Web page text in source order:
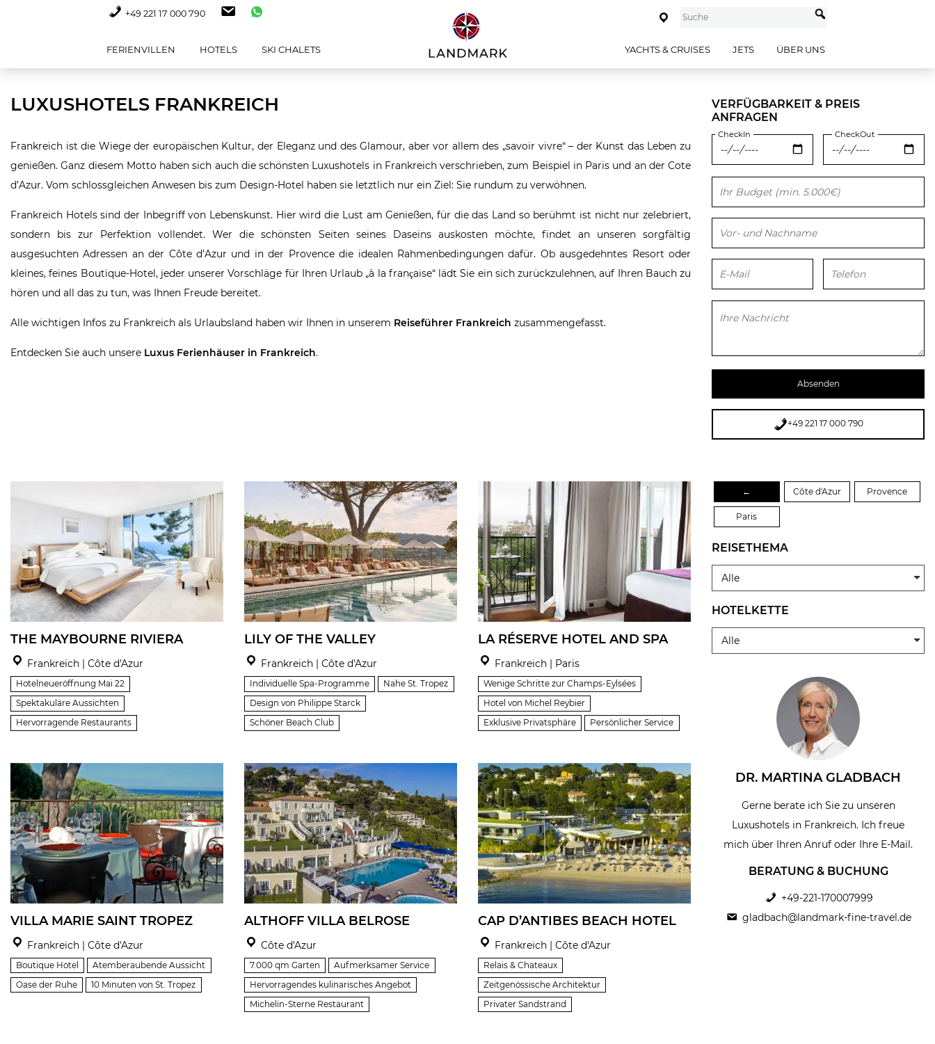
+49 221 17 000 790
FERIENVILLEN HOTELS SKI CHALETS YACHTS & CRUISES JETS ÜBER UNS
LUXUSHOTELS FRANKREICH
Frankreich ist die Wiege der europäischen Kultur, der Eleganz und des Glamour, aber vor allem des „savoir vivre“ – der Kunst das Leben zu
genießen. Ganz diesem Motto haben sich auch die schönsten Luxushotels in Frankreich verschrieben, zum Beispiel in Paris und an der Cote
d’Azur. Vom schlossgleichen Anwesen bis zum Design-Hotel haben sie letztlich nur ein Ziel: Sie rundum zu verwöhnen.
Frankreich Hotels sind der Inbegriff von Lebenskunst. Hier wird die Lust am Genießen, für die das Land so berühmt ist nicht nur zelebriert,
sondern bis zur Perfektion vollendet. Wer die schönsten Seiten seines Daseins auskosten möchte, findet an unseren sorgfältig
ausgesuchten Adressen an der Côte d’Azur und in der Provence die idealen Rahmenbedingungen dafür. Ob ausgedehntes Resort oder
kleines, feines Boutique-Hotel, jeder unserer Vorschläge für Ihren Urlaub „à la franҫaise“ lädt Sie ein sich zurückzulehnen, auf Ihren Bauch zu
hören und all das zu tun, was Ihnen Freude bereitet.
Alle wichtigen Infos zu Frankreich als Urlaubsland haben wir Ihnen in unserem Reiseführer Frankreich zusammengefasst.
Entdecken Sie auch unsere Luxus Ferienhäuser in Frankreich.
VERFÜGBARKEIT & PREIS
ANFRAGEN
CheckIn CheckOut
Bitte lasse dieses Feld leer.
Bitte lasse dieses Feld leer.
+49 221 17 000 790
← Côte d'Azur Provence
Paris
REISETHEMA
Alle
HOTELKETTE
Alle
DR. MARTINA GLADBACH
Gerne berate ich Sie zu unseren
Luxushotels in Frankreich. Ich freue
mich über Ihren Anruf oder Ihre E-Mail.
BERATUNG & BUCHUNG
+49-221-170007999
gladbach@landmark-fine-travel.de
THE MAYBOURNE RIVIERA
Frankreich | Côte d'Azur
Hotelneueröffnung Mai 22
Spektakuläre Aussichten
Hervorragende Restaurants
LILY OF THE VALLEY
Frankreich | Côte d'Azur
Individuelle Spa-Programme
Nahe St. Tropez
Design von Philippe Starck
Schöner Beach Club
LA RÉSERVE HOTEL AND SPA
Frankreich | Paris
Wenige Schritte zur Champs-Eylsées
Hotel von Michel Reybier
Exklusive Privatsphäre
Persönlicher Service
VILLA MARIE SAINT TROPEZ
Frankreich | Côte d'Azur
Boutique Hotel
Atemberaubende Aussicht
Oase der Ruhe
10 Minuten von St. Tropez
ALTHOFF VILLA BELROSE
Côte d'Azur
7.000 qm Garten
Aufmerksamer Service
Hervorragendes kulinarisches Angebot
Michelin-Sterne Restaurant
CAP D’ANTIBES BEACH HOTEL
Frankreich | Côte d'Azur
Relais & Chateaux
Zeitgenössische Architektur
Privater Sandstrand